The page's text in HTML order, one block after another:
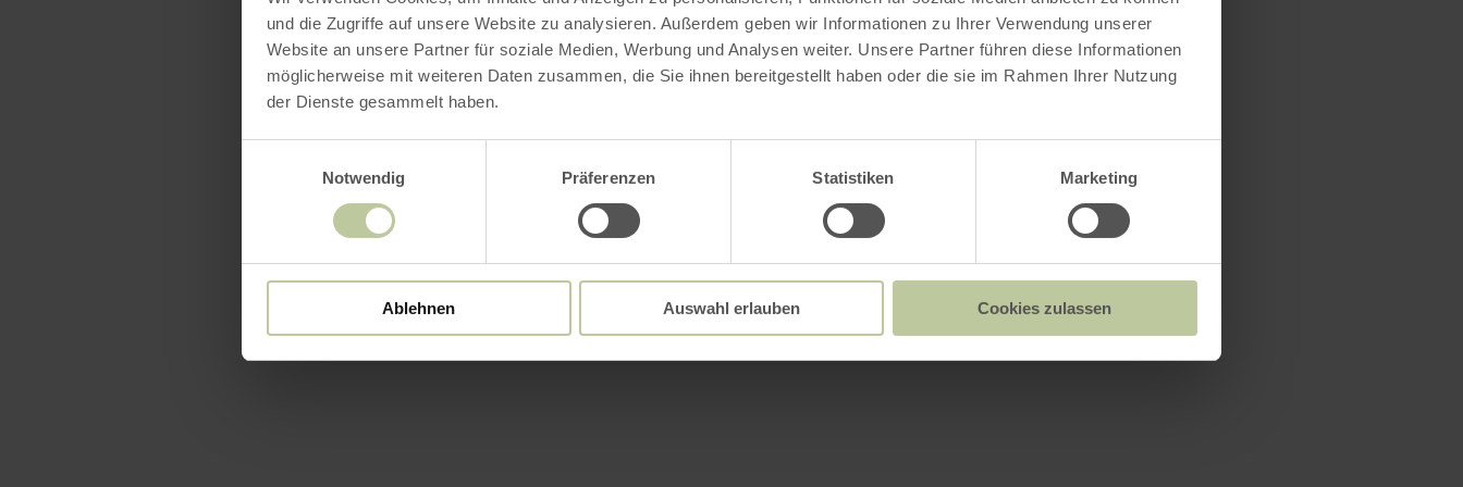
und die Zugriffe auf unsere Website zu analysieren. Außerdem geben wir Informationen zu Ihrer Verwendung unserer
Website an unsere Partner für soziale Medien, Werbung und Analysen weiter. Unsere Partner führen diese Informationen
möglicherweise mit weiteren Daten zusammen, die Sie ihnen bereitgestellt haben oder die sie im Rahmen Ihrer Nutzung
der Dienste gesammelt haben.
Notwendig
Präferenzen Statistiken Marketing
Ablehnen Auswahl erlauben Cookies zulassen